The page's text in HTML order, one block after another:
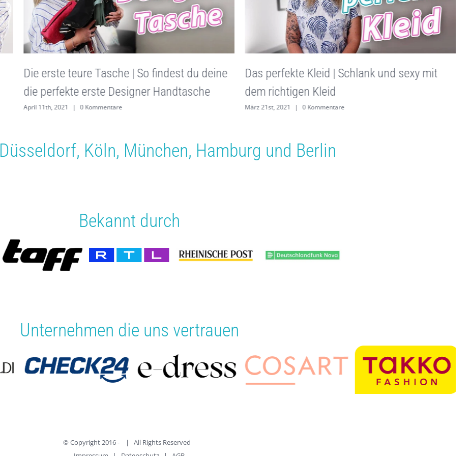
Die erste teure Tasche | So findest du deine
die perfekte erste Designer Handtasche
April 11th, 2021 | 0 Kommentare
Das perfekte Kleid | Schlank und sexy mit
dem richtigen Kleid
März 21st, 2021 | 0 Kommentare
Düsseldorf, Köln, München, Hamburg und Berlin
Bekannt durch
Unternehmen die uns vertrauen
© Copyright 2016 -
| All Rights Reserved